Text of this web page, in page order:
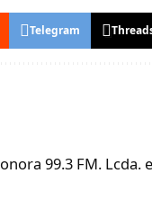
Telegram
99.3 FM. Lcda.